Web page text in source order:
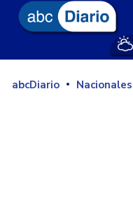
abcDiario Nacionales